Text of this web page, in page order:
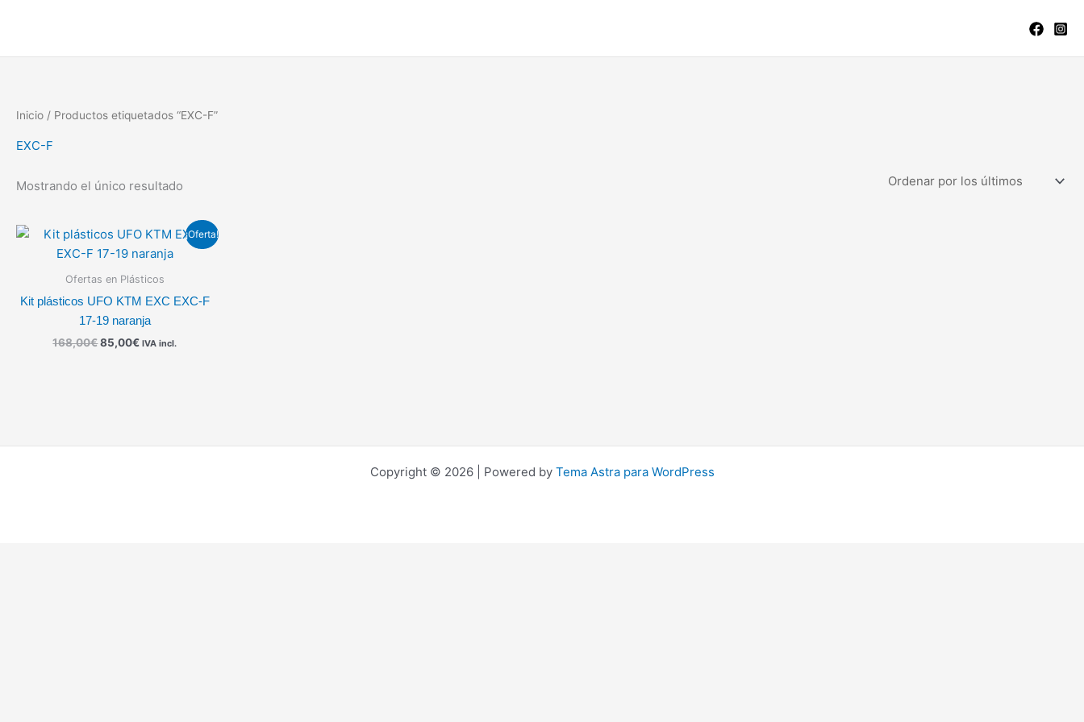
Inicio / Productos etiquetados “EXC-F”
EXC-F
Mostrando el único resultado
¡Oferta!
Ofertas en Plásticos
Kit plásticos UFO KTM EXC EXC-F
17-19 naranja
168,00€
El
original
168,00€.
85,00€
El
actual
es:
85,00€.
IVA incl.
Copyright © 2026 | Powered by Tema Astra para WordPress